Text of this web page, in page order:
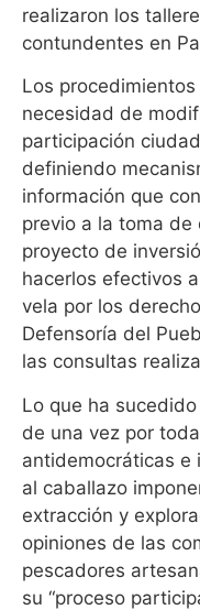
realizaron los
contundentes en
Los
necesidad de
participación
definiendo
información que
previo a la toma
proyecto de
hacerlos efectivos
vela por los
Defensoría del
las consultas
Lo que ha
de una vez por
antidemocráticas e
al caballazo
extracción y
opiniones de las
pescadores
su “proceso